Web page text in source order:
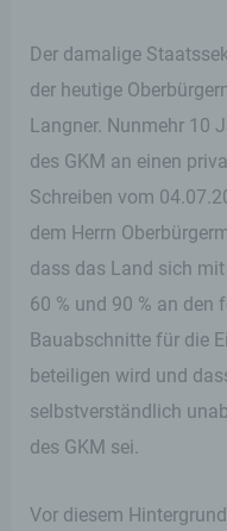
Der damalige
der heutige
Langner. Nunmehr 10
des GKM an einen
Schreiben vom
dem Herrn
dass das Land sich
60 % und 90 % an den
Bauabschnitte für die
beteiligen wird und
selbstverständlich
des GKM sei.
Vor diesem